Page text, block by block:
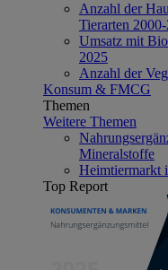
Anzahl der
Tierarten
Umsatz mit
2025
Anzahl der
Konsum & FMCG
Themen
Weitere Themen
Mineralstoffe
Heimtiermarkt
Top Report